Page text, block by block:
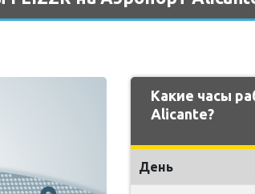
Какие часы
Alicante?
День